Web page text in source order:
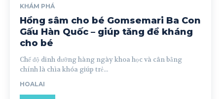
KHÁM PHÁ
Hồng sâm cho bé Gomsemari Ba Con
Gấu Hàn Quốc – giúp tăng đề kháng
cho bé
Chế độ dinh dưỡng hàng ngày khoa học và cân bằng
chính là chìa khóa giúp trẻ...
HOALAI